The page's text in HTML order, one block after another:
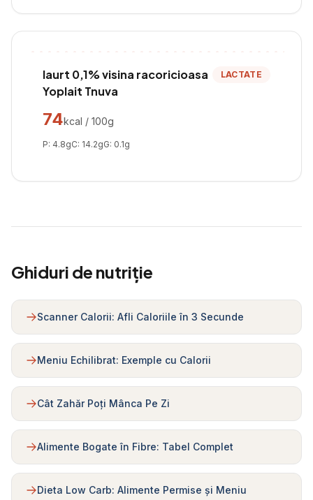
Iaurt 0,1% visina racoricioasa
Yoplait Tnuva
LACTATE
74kcal / 100g
P: 4.8gC: 14.2gG: 0.1g
Ghiduri de nutriție
Scanner Calorii: Afli Caloriile în 3 Secunde
Meniu Echilibrat: Exemple cu Calorii
Cât Zahăr Poți Mânca Pe Zi
Alimente Bogate în Fibre: Tabel Complet
Dieta Low Carb: Alimente Permise și Meniu